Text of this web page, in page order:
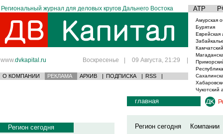
Региональный журнал для деловых кругов Дальнего Востока АТР
www.dvkapital.ru Воскресенье | 09 Августа, 21:29 |
О КОМПАНИИ РЕКЛАМА АРХИВ | ПОДПИСКА | RSS |
Амурская
Бурятия
Еврейская
Чукотский
Регион сегодня
главная
Регион сегодня
Компании